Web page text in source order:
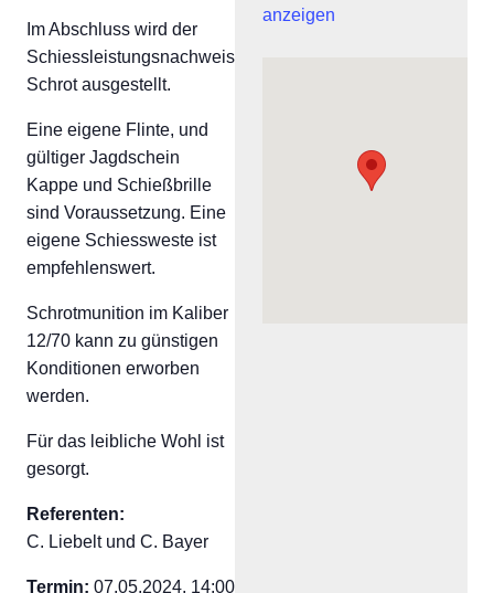
Im Abschluss wird der
Schiessleistungsnachweis
Schrot ausgestellt.
Eine eigene Flinte, und
gültiger Jagdschein
Kappe und Schießbrille
sind Voraussetzung. Eine
eigene Schiessweste ist
empfehlenswert.
Schrotmunition im Kaliber
12/70 kann zu günstigen
Konditionen erworben
werden.
Für das leibliche Wohl ist
gesorgt.
Referenten:
C. Liebelt und C. Bayer
Termin: 07.05.2024, 14:00
anzeigen